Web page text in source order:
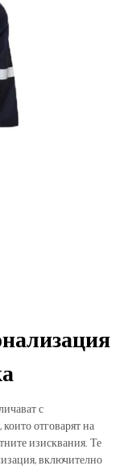
с
отговарят на
изисквания. Те
включително